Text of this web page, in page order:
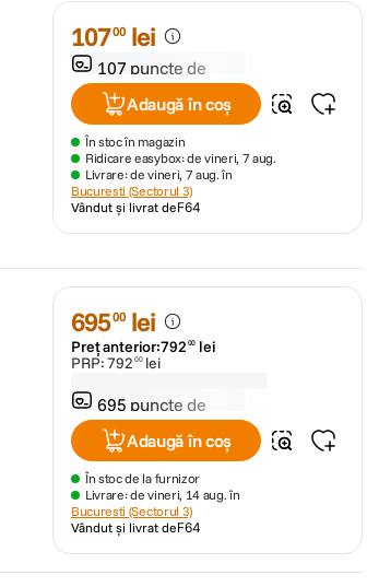
10700 lei
107 puncte de
fidelitate
Adaugă în coș
În stoc în magazin
Ridicare easybox: de vineri, 7 aug.
Livrare: de vineri, 7 aug. în
Bucuresti (Sectorul 3)
Vândut și livrat deF64
69500 lei
Preț anterior:792 00 lei
PRP:792 00 lei
695 puncte de
fidelitate
Adaugă în coș
În stoc de la furnizor
Livrare: de vineri, 14 aug. în
Bucuresti (Sectorul 3)
Vândut și livrat deF64